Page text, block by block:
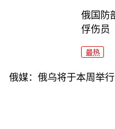
俄国防
俘伤员
最热
俄媒：俄乌将于本周举